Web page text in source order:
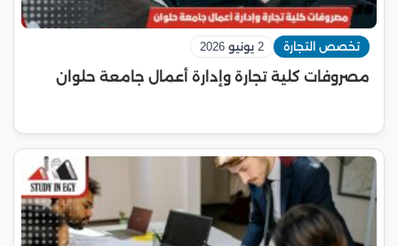
تخصص التجارة 2 يونيو 2026
مصروفات كلية تجارة وإدارة أعمال جامعة حلوان